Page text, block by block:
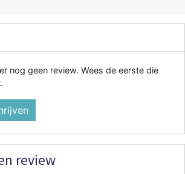
nog geen review. Wees de eerste die
review